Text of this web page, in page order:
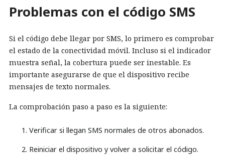
Problemas con el código SMS
Si el código debe llegar por SMS, lo primero es comprobar
el estado de la conectividad móvil. Incluso si el indicador
muestra señal, la cobertura puede ser inestable. Es
importante asegurarse de que el dispositivo recibe
mensajes de texto normales.
La comprobación paso a paso es la siguiente:
Verificar si llegan SMS normales de otros abonados.
Reiniciar el dispositivo y volver a solicitar el código.